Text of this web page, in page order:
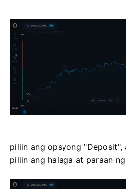
piliin ang opsyong
piliin ang halaga at paraan